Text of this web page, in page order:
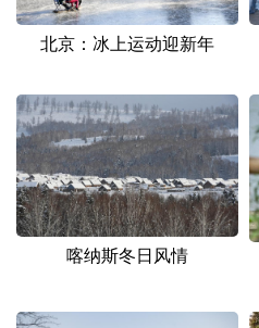
广东 广西
四川 贵州
陕西 甘肃
新疆 内蒙古
多语种频道
北京：冰上运动迎新年
喀纳斯冬日风情